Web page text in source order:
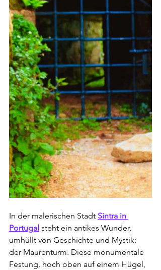
In der malerischen Stadt Sintra in
Portugal steht ein antikes Wunder,
umhüllt von Geschichte und Mystik:
der Maurenturm. Diese monumentale
Festung, hoch oben auf einem Hügel,